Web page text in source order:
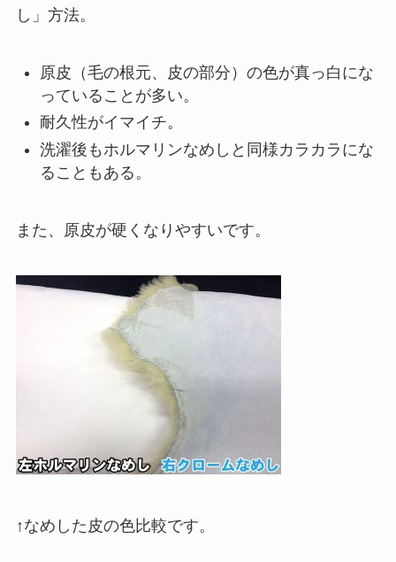
し」方法。
原皮（毛の根元、皮の部分）の色が真っ白にな
っていることが多い。
耐久性がイマイチ。
洗濯後もホルマリンなめしと同様カラカラにな
ることもある。
また、原皮が硬くなりやすいです。
↑なめした皮の色比較です。